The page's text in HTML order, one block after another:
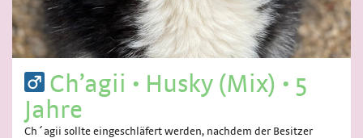
Ch’agii • Husky (Mix) • 5
Jahre
Ch´agii sollte eingeschläfert werden, nachdem der Besitzer